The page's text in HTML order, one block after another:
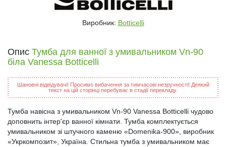
Виробник: Botticelli
Опис Тумба для ванної з умивальником Vn-90
біла Vanessa Botticelli
Шановні відвідувачі! Просимо вибачення за тимчасові незручності! Деякий
текст на цій сторінці перебуває в стадії перекладу.
Тумба навісна з умивальником Vn-90 Vanessa Botticelli чудово
доповнить інтер'єр ванної кімнати. Тумба комплектується
умивальником зі штучного каменю «Domenika-900», виробник
«Укркомпозит», Україна. Стильна тумба з умивальником має